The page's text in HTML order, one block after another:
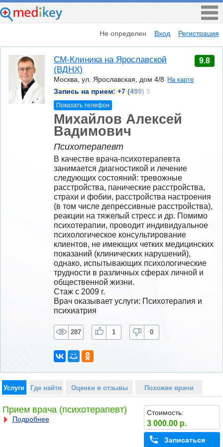
Не определен Вход Регистрация
СМ-Клиника на Ярославской
(ВДНХ)
Москва, ул. Ярославская, дом 4/8 На карте
Запись на прием: +7 (499) 5
Показать телефон
9.8
Михайлов Алексей
Вадимович
Психотерапевт
В качестве врача-психотерапевта
занимается диагностикой и лечение
следующих состояний: тревожные
расстройства, панические расстройства,
страхи и фобии, расстройства настроения
(в том числе депрессивные расстройства),
реакции на тяжелый стресс и др. Помимо
психотерапии, проводит индивидуальное
психологическое консультирование
клиентов, не имеющих четких медицинских
показаний (клинических нарушений),
однако, испытывающих психологические
трудности в различных сферах личной и
общественной жизни.
Стаж с 2009 г.
Врач оказывает услуги: Психотерапия и
психиатрия
287 1 0
Услуги Где найти Оценки и отзывы Похожие врачи
Прием врача (психотерапевт)
Подробнее
Стоимость:
3 000.00 р.
Записаться